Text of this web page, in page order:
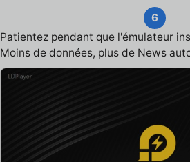
6
Patientez pendant que l'émulateur
Moins de données, plus de News